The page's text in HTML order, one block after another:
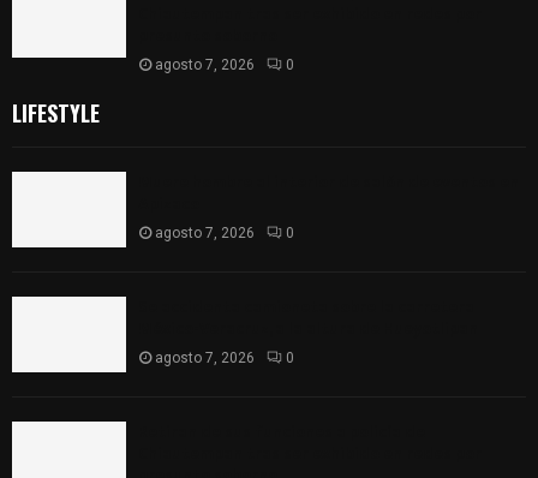
agosto 7, 2026 0
LIFESTYLE
agosto 7, 2026 0
agosto 7, 2026 0